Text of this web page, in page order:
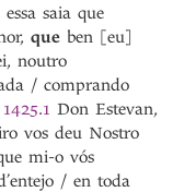
saia que
que ben [eu]
noutro
/ comprando
1425.1 Don Estevan,
vos deu Nostro
mi-o vós
/ en toda